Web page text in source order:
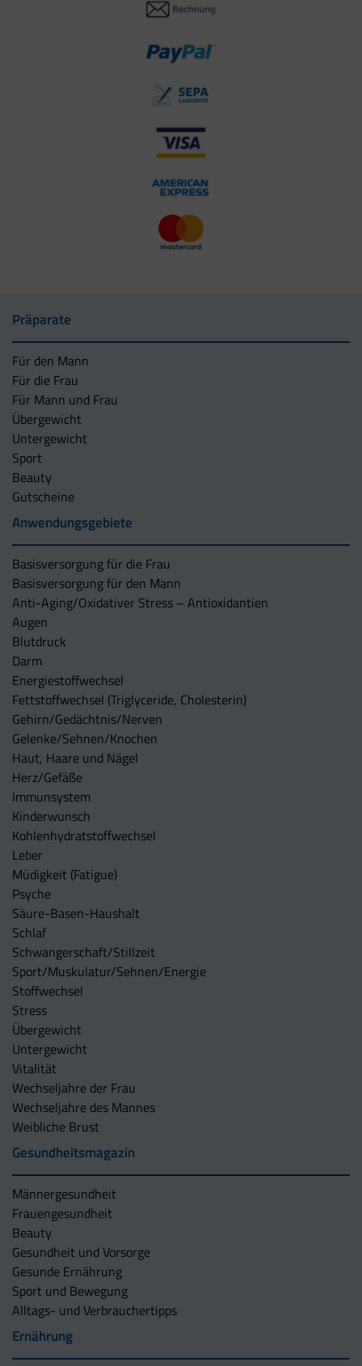
Präparate
Für den Mann
Für die Frau
Für Mann und Frau
Übergewicht
Untergewicht
Sport
Beauty
Gutscheine
Anwendungsgebiete
Basisversorgung für die Frau
Basisversorgung für den Mann
Anti-Aging/Oxidativer Stress – Antioxidantien
Augen
Blutdruck
Darm
Energiestoffwechsel
Fettstoffwechsel (Triglyceride, Cholesterin)
Gehirn/Gedächtnis/Nerven
Gelenke/Sehnen/Knochen
Haut, Haare und Nägel
Herz/Gefäße
Immunsystem
Kinderwunsch
Kohlenhydratstoffwechsel
Leber
Müdigkeit (Fatigue)
Psyche
Säure-Basen-Haushalt
Schlaf
Schwangerschaft/Stillzeit
Sport/Muskulatur/Sehnen/Energie
Stoffwechsel
Stress
Übergewicht
Untergewicht
Vitalität
Wechseljahre der Frau
Wechseljahre des Mannes
Weibliche Brust
Gesundheitsmagazin
Männergesundheit
Frauengesundheit
Beauty
Gesundheit und Vorsorge
Gesunde Ernährung
Sport und Bewegung
Alltags- und Verbrauchertipps
Ernährung